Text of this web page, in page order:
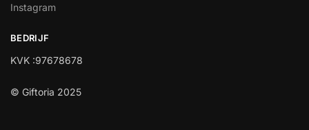
Instagram
BEDRIJF
KVK :97678678
© Giftoria 2025